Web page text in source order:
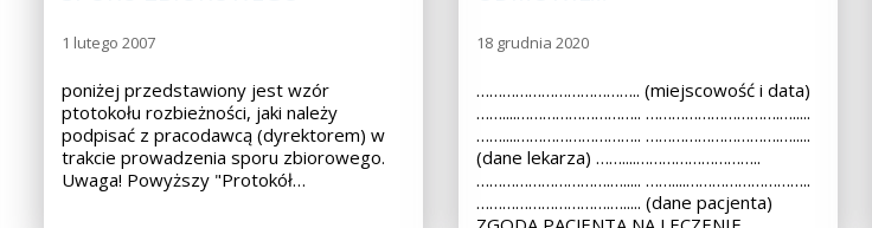
1 lutego 2007
poniżej przedstawiony jest wzór
ptotokołu rozbieżności, jaki należy
podpisać z pracodawcą (dyrektorem) w
trakcie prowadzenia sporu zbiorowego.
Uwaga! Powyższy "Protokół…
18 grudnia 2020
……………………………….. (miejscowość i data)
……....……………………….. ………………………….….....
……....……………………….. ………………………….….....
(dane lekarza) ……....………………………..
………………………….…..... ……....………………………..
………………………….…..... (dane pacjenta)